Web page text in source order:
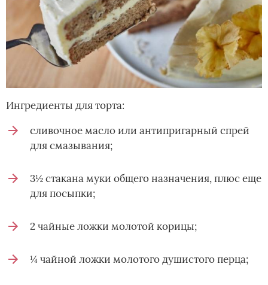
Ингредиенты для торта:
сливочное масло или антипригарный спрей
для смазывания;
3½ стакана муки общего назначения, плюс еще
для посыпки;
2 чайные ложки молотой корицы;
¼ чайной ложки молотого душистого перца;